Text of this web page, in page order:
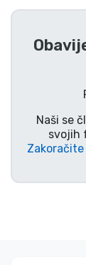
Naši se
svojih